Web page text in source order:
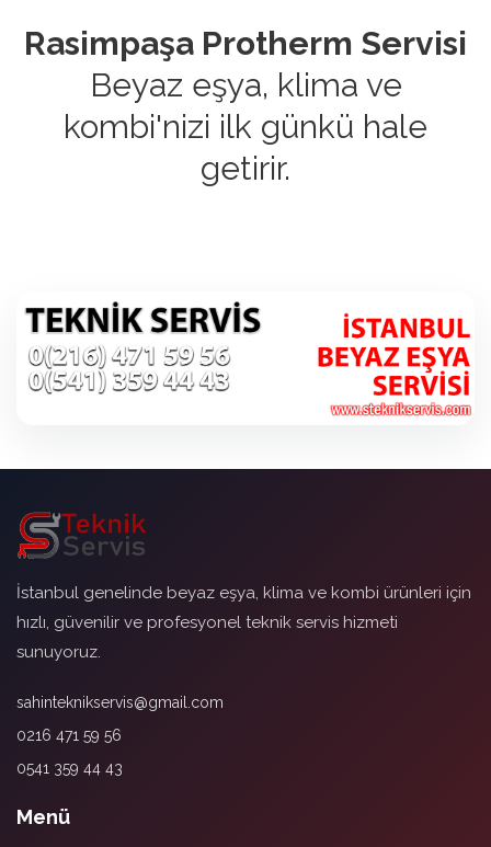
Rasimpaşa Protherm Servisi
Beyaz eşya, klima ve
kombi'nizi ilk günkü hale
getirir.
İstanbul genelinde beyaz eşya, klima ve kombi ürünleri için
hızlı, güvenilir ve profesyonel teknik servis hizmeti
sunuyoruz.
sahinteknikservis@gmail.com
0216 471 59 56
0541 359 44 43
Menü